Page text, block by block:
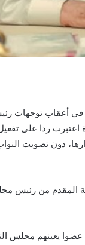
في أعقاب توجهات
ردا على تفعيل
دون تصويت
المقدم من رئيس
ويقضي المشروع باستحداث محكمة تسمى “المحكمة